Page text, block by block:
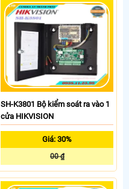
SH-K3801 Bộ kiểm soát ra vào 1
cửa HIKVISION
Giá: 30%
00 ₫